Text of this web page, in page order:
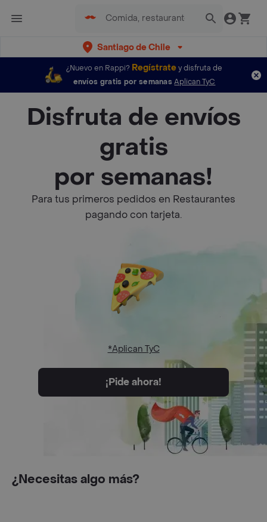
Santiago de Chile
¿Nuevo en Rappi? Regístratey disfruta de
envíos gratis por semanas Aplican TyC
Disfruta de envíos
gratis
por semanas!
Para tus primeros pedidos en Restaurantes
pagando con tarjeta.
*Aplican TyC
¡Pide ahora!
¿Necesitas algo más?